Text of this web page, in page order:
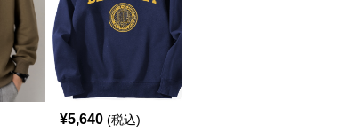
¥5,640 (税込)